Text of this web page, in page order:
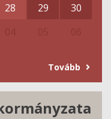
28 29
30
Tovább